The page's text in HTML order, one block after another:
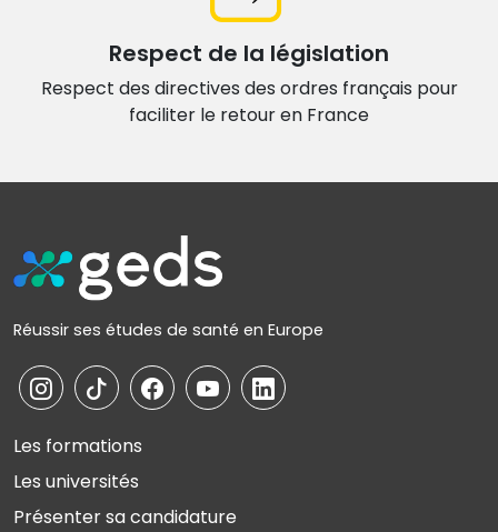
Respect de la législation
Respect des directives des ordres français pour
faciliter le retour en France
Réussir ses études de santé en Europe
Les formations
Les universités
Présenter sa candidature